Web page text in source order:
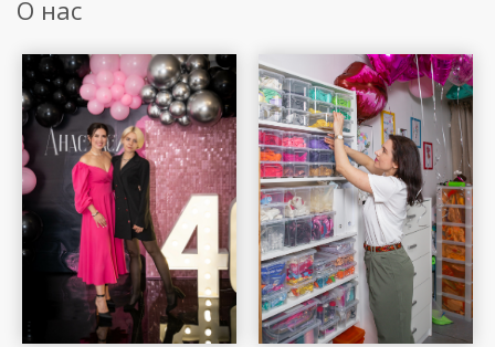
Шар Удачи на карте Москвы — Яндекс Карты
О нас